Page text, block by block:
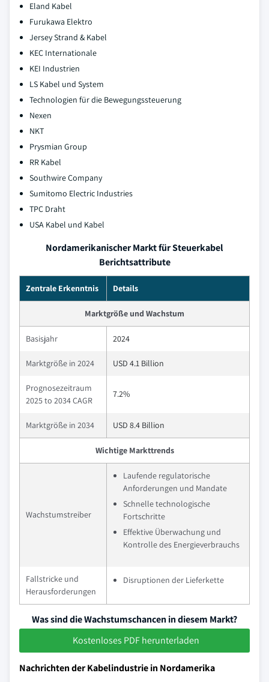
Eland Kabel
Furukawa Elektro
Jersey Strand & Kabel
KEC Internationale
KEI Industrien
LS Kabel und System
Technologien für die Bewegungssteuerung
Nexen
NKT
Prysmian Group
RR Kabel
Southwire Company
Sumitomo Electric Industries
TPC Draht
USA Kabel und Kabel
Nordamerikanischer Markt für Steuerkabel
Berichtsattribute
Zentrale Erkenntnis Details
Marktgröße und Wachstum
Basisjahr 2024
Marktgröße in 2024 USD 4.1 Billion
Prognosezeitraum
2025 to 2034 CAGR
7.2%
Marktgröße in 2034 USD 8.4 Billion
Wichtige Markttrends
Wachstumstreiber
Laufende regulatorische
Anforderungen und Mandate
Schnelle technologische
Fortschritte
Effektive Überwachung und
Kontrolle des Energieverbrauchs
Fallstricke und
Herausforderungen
Disruptionen der Lieferkette
Was sind die Wachstumschancen in diesem Markt?
Kostenloses PDF herunterladen
Nachrichten der Kabelindustrie in Nordamerika